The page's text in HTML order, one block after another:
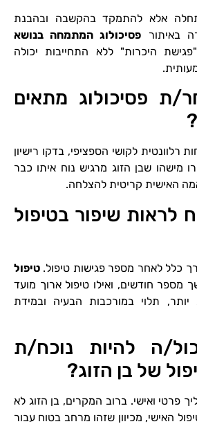
אלא להתמקד בהקשבה ובהבנת
באיתור פסיכולוג המתמחה בנושא
היכרות" ללא התחייבות יכולה
ת פסיכולוג מתאים
רלוונטית לקושי הספציפי, בדקו רישיון
מישהו שבן הזוג מרגיש נוח איתו כבר
האישית קריטית להצלחה.
לראות שיפור בטיפול
כלל לאחר מספר פגישות טיפול. טיפול
מספר חודשים, ואילו טיפול ארוך מועד
תלוי במורכבות הבעיה ובמידת
ה להיות נוכח/ת
של בן הזוג?
פרטי ואישי. ברוב המקרים, בן הזוג לא
האישי, מכיוון שזהו מרחב בטוח עבור